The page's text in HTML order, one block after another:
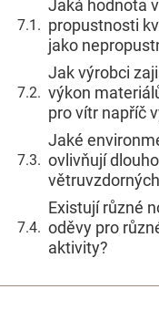
Jaká hodnota
propustnosti
jako
Jak výrobci
výkon
pro vítr napříč
Jaké
ovlivňují
Existují různé
oděvy pro
aktivity?